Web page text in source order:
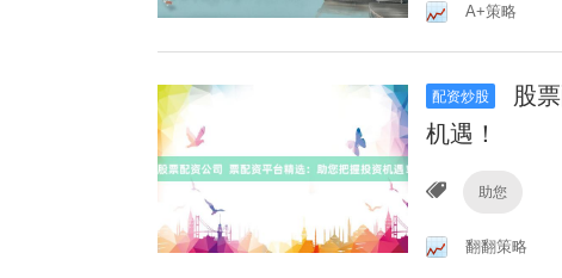
A+策略
配资炒股
股
机遇！
助您
翻翻策略